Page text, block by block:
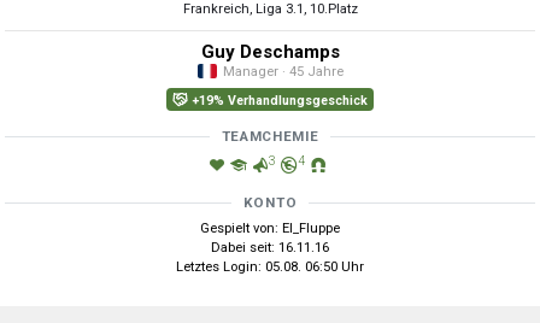
Frankreich, Liga 3.1, 10.Platz
Guy Deschamps
Manager · 45 Jahre
+19% Verhandlungsgeschick
TEAMCHEMIE
3 4
KONTO
Gespielt von: El_Fluppe
Dabei seit: 16.11.16
Letztes Login: 05.08. 06:50 Uhr